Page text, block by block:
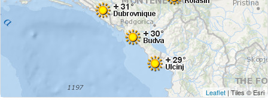
Leaflet | Tiles © Esri